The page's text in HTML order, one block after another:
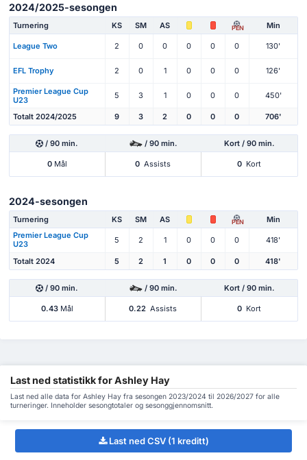
2024/2025-sesongen
Turnering KS SM AS PEN Min
League Two 2 0 0 0 0 0 130'
EFL Trophy 2 0 1 0 0 0 126'
Premier League Cup
U23
5 3 1 0 0 0 450'
Totalt 2024/2025 9 3 2 0 0 0 706'
/ 90 min. / 90 min. Kort / 90 min.
0Mål 0 Assists 0 Kort
2024-sesongen
Turnering KS SM AS PEN
Min
Premier League Cup
U23
5 2 1 0 0 0 418'
Totalt 2024 5 2 1 0 0 0 418'
/ 90 min. / 90 min. Kort / 90 min.
0.43Mål 0.22 Assists 0 Kort
Last ned statistikk for Ashley Hay
Last ned alle data for Ashley Hay fra sesongen 2023/2024 til 2026/2027 for alle
turneringer. Inneholder sesongtotaler og sesonggjennomsnitt.
Last ned CSV (1 kreditt)